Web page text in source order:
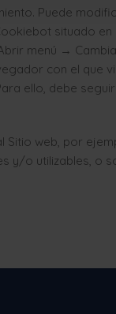
Puede
situado en
menú →
con el que
ello, debe
web, por
y/o utilizables, o